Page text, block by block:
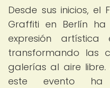
Desde sus inicios, el
Graffiti en Berlín
expresión artística
transformando las
galerías al aire
este evento ha